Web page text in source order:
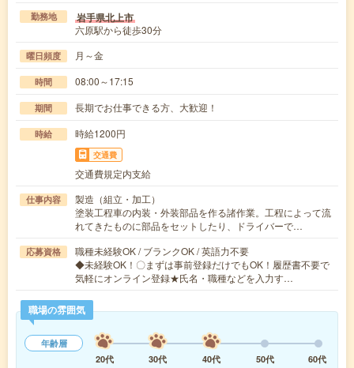
勤務地 岩手県北上市
六原駅から徒歩30分
曜日頻度 月～金
時間 08:00～17:15
期間 長期でお仕事できる方、大歓迎！
時給 時給1200円
交通費
交通費規定内支給
仕事内容
製造（組立・加工）
塗装工程車の内装・外装部品を作る諸作業。工程によって流
れてきたものに部品をセットしたり、ドライバーで…
応募資格
職種未経験OK / ブランクOK / 英語力不要
◆未経験OK！〇まずは事前登録だけでもOK！履歴書不要で
気軽にオンライン登録★氏名・職種などを入力す…
職場の雰囲気
年齢層
20代
30代 40代 50代 60代